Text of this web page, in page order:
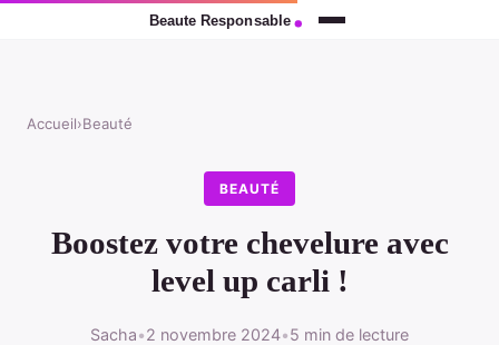
Accueil›Beauté
BEAUTÉ
Boostez votre chevelure avec
level up carli !
Sacha•2 novembre 2024•5 min de lecture